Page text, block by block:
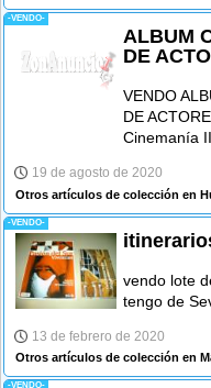
-VENDO-
ALBUM
DE
VENDO
DE
Cinemanía
19 de agosto de 2020
Otros artículos de colección en
-VENDO-
vendo lote
tengo de
13 de febrero de 2020
Otros artículos de colección en
-VENDO-